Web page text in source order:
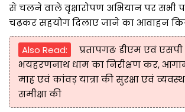
से चलने वाले वृक्षारोपण अभियान पर सभी
चढ़कर सहयोग दिलाए जाने का आवाहन
Also Read:
प्रतापगढः डीएम एवं एसपी
भयहरणनाथ धाम का निरीक्षण कर,
माह एवं कांवड़ यात्रा की सुरक्षा एवं
समीक्षा की